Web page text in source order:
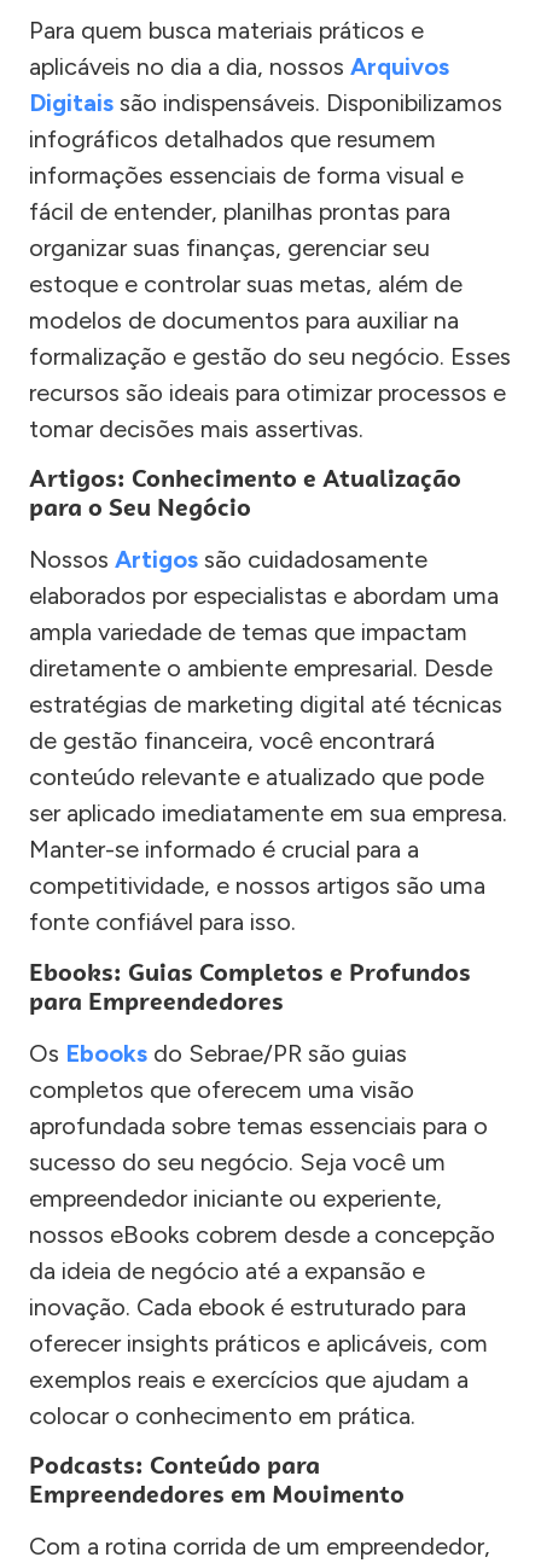
Para quem busca materiais práticos e
aplicáveis no dia a dia, nossos Arquivos
Digitais são indispensáveis. Disponibilizamos
infográficos detalhados que resumem
informações essenciais de forma visual e
fácil de entender, planilhas prontas para
organizar suas finanças, gerenciar seu
estoque e controlar suas metas, além de
modelos de documentos para auxiliar na
formalização e gestão do seu negócio. Esses
recursos são ideais para otimizar processos e
tomar decisões mais assertivas.
Artigos: Conhecimento e Atualização
para o Seu Negócio
Nossos Artigos são cuidadosamente
elaborados por especialistas e abordam uma
ampla variedade de temas que impactam
diretamente o ambiente empresarial. Desde
estratégias de marketing digital até técnicas
de gestão financeira, você encontrará
conteúdo relevante e atualizado que pode
ser aplicado imediatamente em sua empresa.
Manter-se informado é crucial para a
competitividade, e nossos artigos são uma
fonte confiável para isso.
Ebooks: Guias Completos e Profundos
para Empreendedores
Os Ebooks do Sebrae/PR são guias
completos que oferecem uma visão
aprofundada sobre temas essenciais para o
sucesso do seu negócio. Seja você um
empreendedor iniciante ou experiente,
nossos eBooks cobrem desde a concepção
da ideia de negócio até a expansão e
inovação. Cada ebook é estruturado para
oferecer insights práticos e aplicáveis, com
exemplos reais e exercícios que ajudam a
colocar o conhecimento em prática.
Podcasts: Conteúdo para
Empreendedores em Movimento
Com a rotina corrida de um empreendedor,